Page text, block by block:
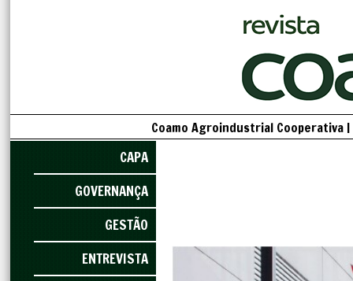
Coamo Agroindustrial Cooperativa |
CAPA
GOVERNANÇA
GESTÃO
ENTREVISTA